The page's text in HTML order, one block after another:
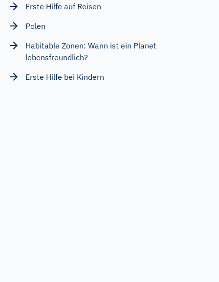
Erste Hilfe auf Reisen
Polen
Habitable Zonen: Wann ist ein Planet
lebensfreundlich?
Erste Hilfe bei Kindern